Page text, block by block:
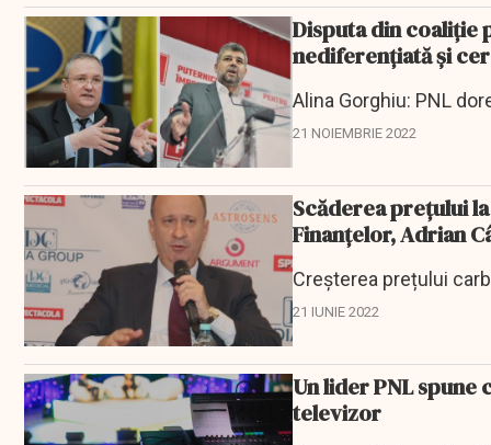
Disputa din coaliţie
nediferenţiată şi
Alina Gorghiu: PNL
21 NOIEMBRIE 2022
Scăderea preţului
Finanţelor, Adrian
Creșterea prețului
21 IUNIE 2022
Un lider PNL
televizor